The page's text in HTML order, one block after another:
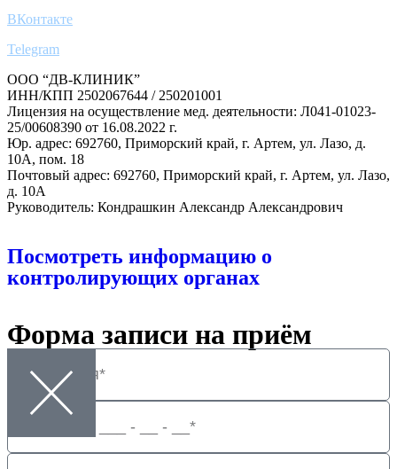
ВКонтакте
Telegram
ООО “ДВ-КЛИНИК”
ИНН/КПП 2502067644 / 250201001
Лицензия на осуществление мед. деятельности: Л041-01023-
25/00608390 от 16.08.2022 г.
Юр. адрес: 692760, Приморский край, г. Артем, ул. Лазо, д.
10А, пом. 18
Почтовый адрес: 692760, Приморский край, г. Артем, ул. Лазо,
д. 10А
Руководитель: Кондрашкин Александр Александрович
Посмотреть информацию о
контролирующих органах
Форма записи на приём